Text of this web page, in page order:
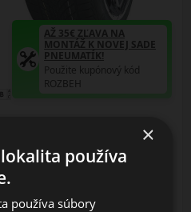
AŽ 35€ ZĽAVA NA
MONTÁŽ K NOVEJ SADE
PNEUMATÍK!
Použite kupónový kód
ROZBEH
30.50 EUR
×
používa
používa súbory